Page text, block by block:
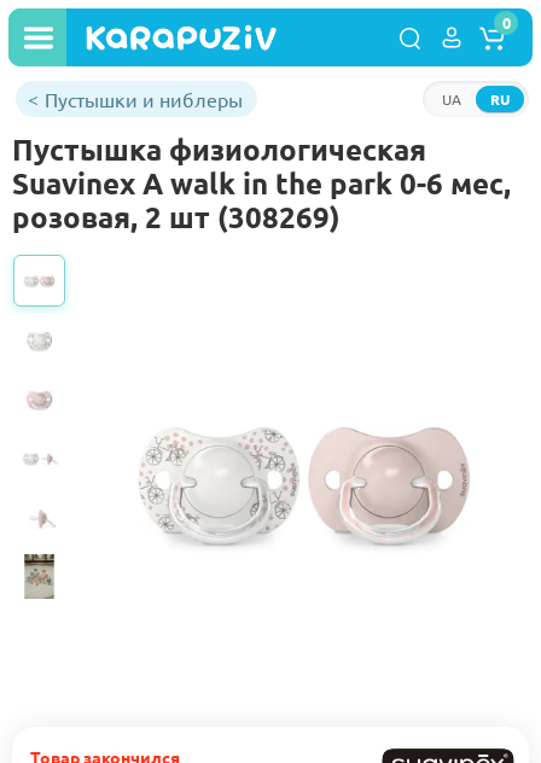
RU
UA
0
Пустышки и ниблеры
Пустышка физиологическая
Suavinex A walk in the park 0-6 мес,
розовая, 2 шт (308269)
Товар закончился